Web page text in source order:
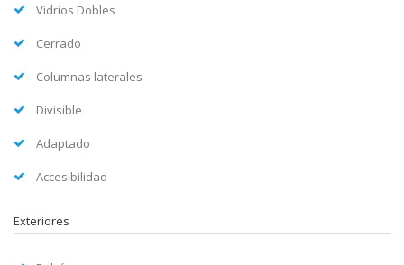
Vidrios Dobles
Cerrado
Columnas laterales
Divisible
Adaptado
Accesibilidad
Exteriores